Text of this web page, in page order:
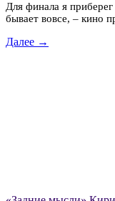
Для финала я
бывает вовсе, – кино
Далее →